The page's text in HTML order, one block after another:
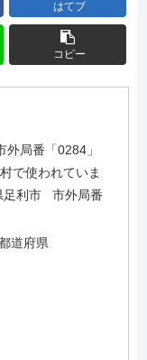
はてブ
コピー
局番「0284」
で使われていま
足利市 市外局番
道府県